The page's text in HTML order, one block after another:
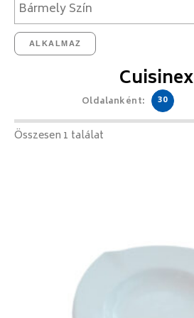
ALKALMAZ
Cuisinex
Oldalanként: 30
Összesen 1 találat